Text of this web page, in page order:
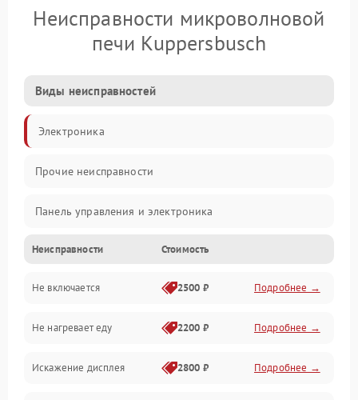
Неисправности микроволновой
печи Kuppersbusch
Виды неисправностей
Электроника
Прочие неисправности
Панель управления и электроника
Дверца и корпус
Механика и внутренние элементы
Механические повреждения
Питание и запуск
Неисправности Стоимость
Не включается 2500 ₽ Подробнее →
Не нагревает еду 2200 ₽ Подробнее →
Искажение дисплея 2800 ₽ Подробнее →